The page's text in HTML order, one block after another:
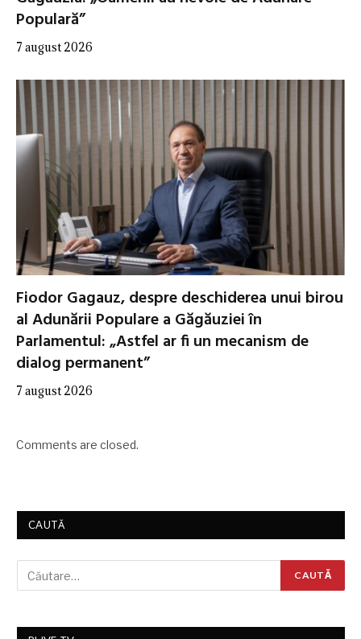
Populară”
7 august 2026
Fiodor Gagauz, despre deschiderea unui birou
al Adunării Populare a Găgăuziei în
Parlamentul: „Astfel ar fi un mecanism de
dialog permanent”
7 august 2026
Comments are closed.
CAUTĂ